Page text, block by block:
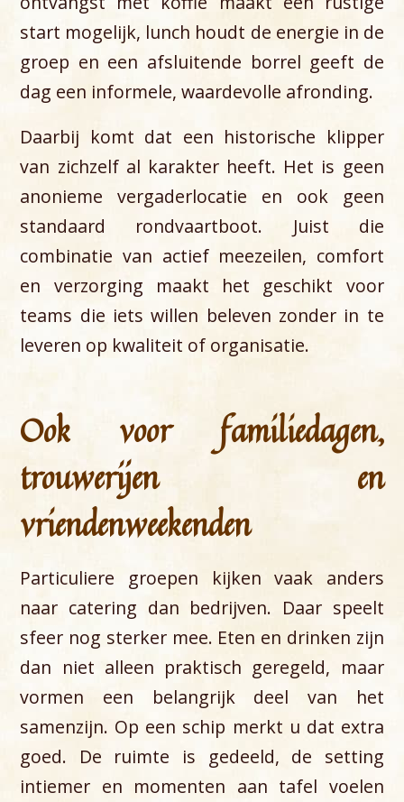
start mogelijk, lunch houdt de energie in de
groep en een afsluitende borrel geeft de
dag een informele, waardevolle afronding.
Daarbij komt dat een historische klipper
van zichzelf al karakter heeft. Het is geen
anonieme vergaderlocatie en ook geen
standaard rondvaartboot. Juist die
combinatie van actief meezeilen, comfort
en verzorging maakt het geschikt voor
teams die iets willen beleven zonder in te
leveren op kwaliteit of organisatie.
Ook voor familiedagen,
trouwerijen en
vriendenweekenden
Particuliere groepen kijken vaak anders
naar catering dan bedrijven. Daar speelt
sfeer nog sterker mee. Eten en drinken zijn
dan niet alleen praktisch geregeld, maar
vormen een belangrijk deel van het
samenzijn. Op een schip merkt u dat extra
goed. De ruimte is gedeeld, de setting
intiemer en momenten aan tafel voelen